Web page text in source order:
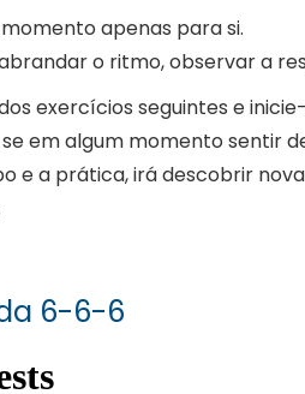
apenas para si.
o ritmo, observar a
exercícios seguintes e
se em algum momento sentir
e a prática, irá descobrir
6-6-6